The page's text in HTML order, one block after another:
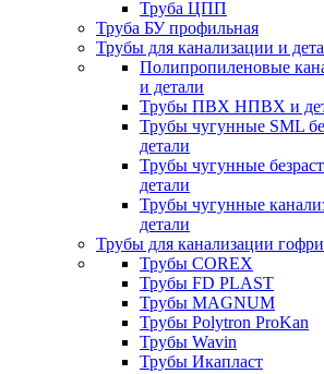
Труба ЦПП
Труба БУ профильная
Трубы для канализации и
Полипропиленовые
и детали
Трубы ПВХ НПВХ и
Трубы чугунные SML
детали
Трубы чугунные
детали
Трубы чугунные
детали
Трубы для канализации
Трубы COREX
Трубы FD PLAST
Трубы MAGNUM
Трубы Polytron ProKan
Трубы Wavin
Трубы Икапласт